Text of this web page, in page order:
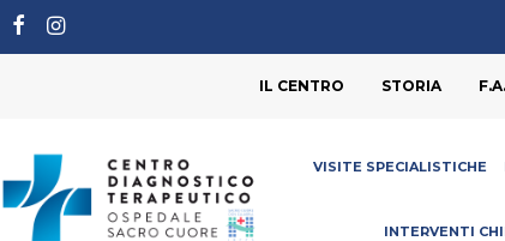
IL CENTRO STORIA
VISITE SPECIALISTICHE
INTERVENTI